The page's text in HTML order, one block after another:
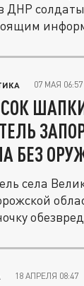
ДНР
07 МАЯ 06:57
БЕЗ
села
18 АПРЕЛЯ 08:47